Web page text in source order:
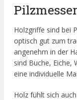
Holzgriffe sind bei
optisch gut zum
angenehm in der
sind Buche, Eiche,
eine individuelle
Holz fühlt sich